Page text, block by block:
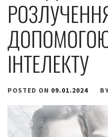
ІНТЕЛЕКТУ
POSTED ON 09.01.2024